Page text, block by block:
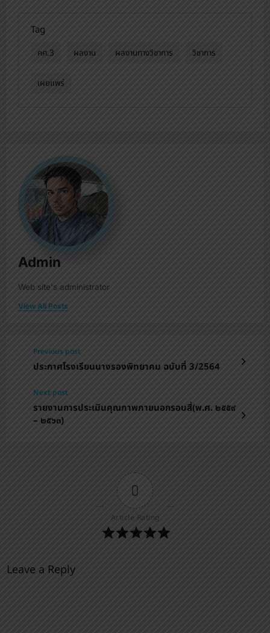
Tag
คศ.3 ผลงาน ผลงานทางวิชาการ วิชาการ
เผยแพร่
Admin
Web site's administrator
View All Posts
Previous post
ประกาศโรงเรียนนางรองพิทยาคม ฉบับที่ 3/2564
Next post
รายงานการประเมินคุณภาพภายนอกรอบสี่(พ.ศ. ๒๕๕๙
– ๒๕๖๓)
0
Article Rating
Leave a Reply